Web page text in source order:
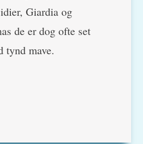
Giardia og
de er dog ofte set
tynd mave.